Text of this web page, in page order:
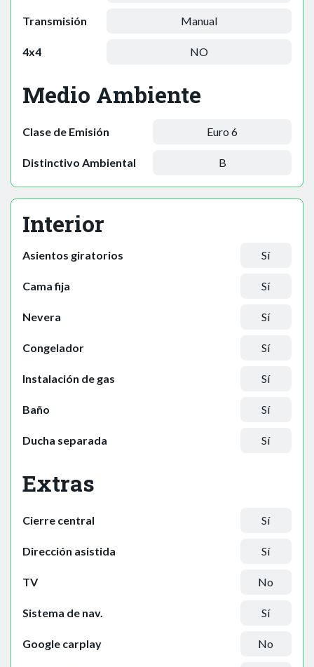
Transmisión Manual
4x4 NO
Medio Ambiente
Clase de Emisión Euro 6
Distinctivo Ambiental B
Interior
Asientos giratorios Sí
Cama fija Sí
Nevera Sí
Congelador Sí
Instalación de gas Sí
Baño Sí
Ducha separada Sí
Extras
Cierre central Sí
Dirección asistida Sí
TV No
Sistema de nav. Sí
Google carplay No